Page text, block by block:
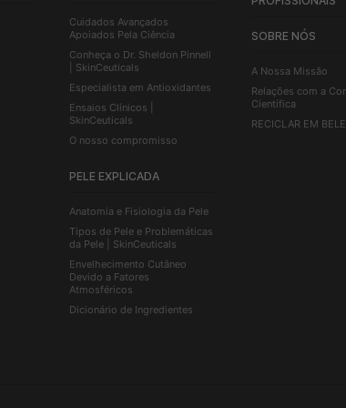
Cuidados Avançados
Apoiados Pela Ciência
Conheça o Dr. Sheldon Pinnell
| SkinCeuticals
Especialista em Antioxidantes
Ensaios Clínicos |
SkinCeuticals
O nosso compromisso
PELE EXPLICADA
Anatomia e Fisiologia da Pele
Tipos de Pele e Problemáticas
da Pele | SkinCeuticals
Envelhecimento Cutâneo
Devido a Fatores
Atmosféricos
Dicionário de Ingredientes
SOBRE NÓS
A Nossa Missão
Relações com a
Científica
RECICLAR EM